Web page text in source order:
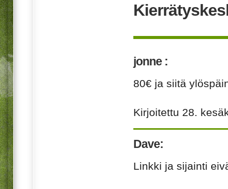
jonne :
80€ ja siitä
Kirjoitettu 28.
Dave:
Linkki ja sijainti